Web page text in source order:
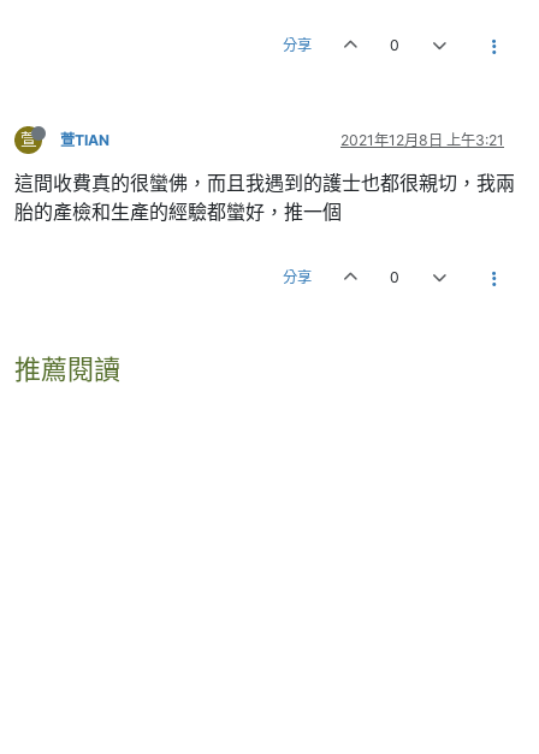
分享 0
萱 萱TIAN 2021年12月8日 上午3:21
這間收費真的很蠻佛，而且我遇到的護士也都很親切，我兩
胎的產檢和生產的經驗都蠻好，推一個
分享 0
推薦閱讀